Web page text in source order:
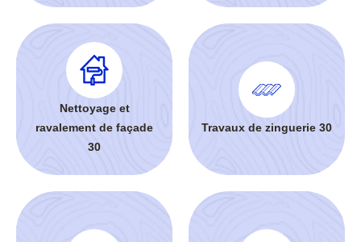
Nettoyage et
ravalement de façade
30
Travaux de zinguerie 30